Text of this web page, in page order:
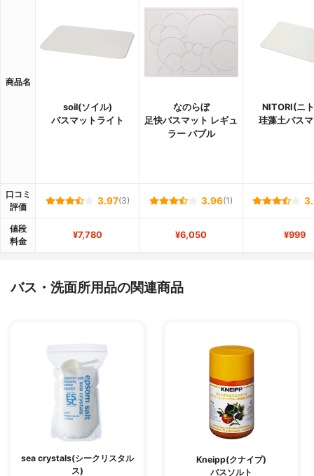
商品名
soil(ソイル)
バスマットライト
なのらぼ
足快バスマット レギュ
ラー バブル
NITORI(ニ
珪藻土バス
口コミ
評価
3.97(3) 3.96(1)
値段
料金
¥7,780 ¥6,050 ¥999
バス・洗面所用品の関連商品
sea crystals(シークリスタル
ス)
Kneipp(クナイプ)
バスソルト